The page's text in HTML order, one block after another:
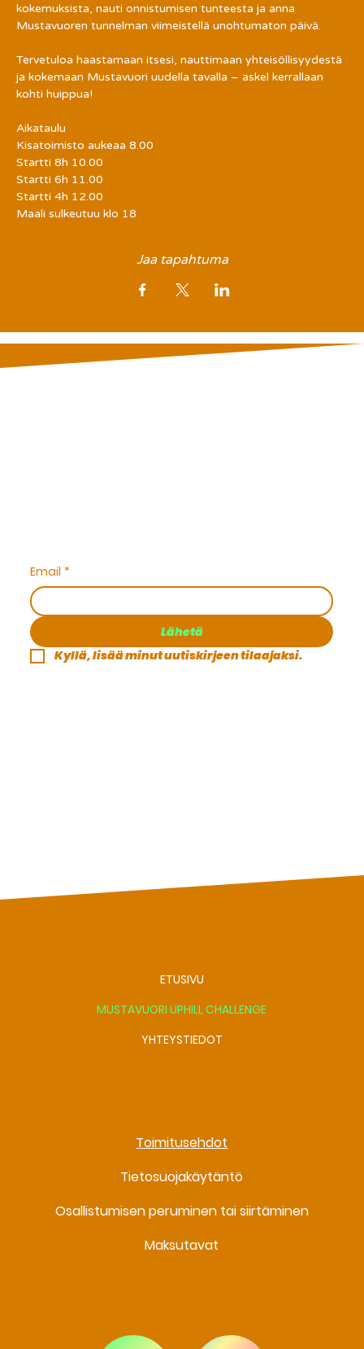
kokemuksista, nauti onnistumisen tunteesta ja anna
Mustavuoren tunnelman viimeistellä unohtumaton päivä.
Tervetuloa haastamaan itsesi, nauttimaan yhteisöllisyydestä
ja kokemaan Mustavuori uudella tavalla – askel kerrallaan
kohti huippua!
Aikataulu
Kisatoimisto aukeaa 8.00
Startti 8h 10.00
Startti 6h 11.00
Startti 4h 12.00
Maali sulkeutuu klo 18
Jaa tapahtuma
Email *
Lähetä
Kyllä, lisää minut uutiskirjeen tilaajaksi.
ETUSIVU
MUSTAVUORI UPHILL CHALLENGE
YHTEYSTIEDOT
Toimitusehdot
Tietosuojakäytäntö
Osallistumisen peruminen tai siirtäminen
Maksutavat